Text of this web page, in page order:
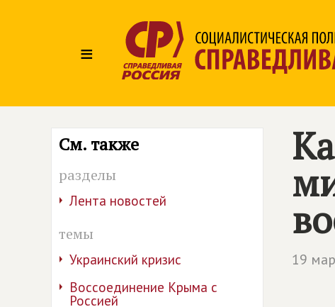
≡
См. также
разделы
Лента новостей
темы
Украинский кризис
Воссоединение Крыма с
Россией
19